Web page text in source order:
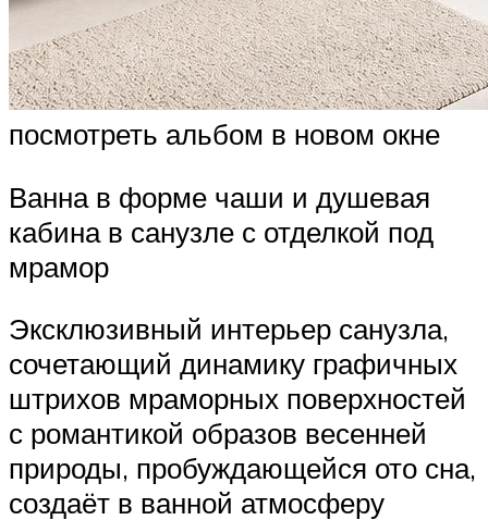
посмотреть альбом в новом окне
Ванна в форме чаши и душевая
кабина в санузле с отделкой под
мрамор
Эксклюзивный интерьер санузла,
сочетающий динамику графичных
штрихов мраморных поверхностей
с романтикой образов весенней
природы, пробуждающейся ото сна,
создаёт в ванной атмосферу